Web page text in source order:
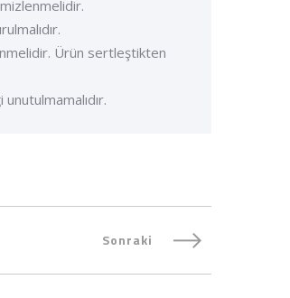
Ürün sertleştikten
Sonraki